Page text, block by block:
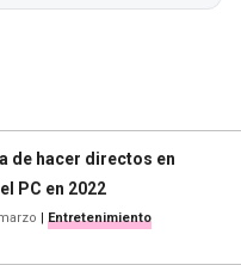
de hacer directos en
PC en 2022
| Entretenimiento